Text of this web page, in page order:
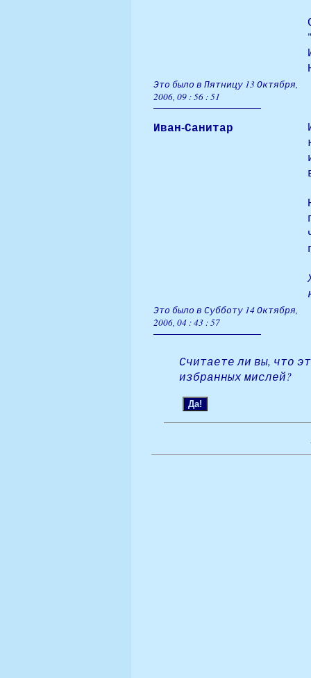
Это было в Пятницу 13 Октября,
2006, 09 : 56 : 51
Иван-Санитар
Это было в Субботу 14 Октября,
2006, 04 : 43 : 57
Считаете ли вы, что
избранных мислей?